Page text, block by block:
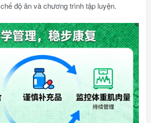
độ ăn và chương trình tập luyện.